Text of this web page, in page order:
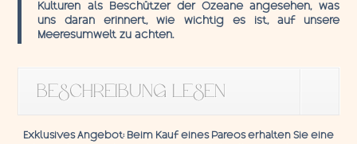
Kulturen als Beschützer der Ozeane angesehen, was
uns daran erinnert, wie wichtig es ist, auf unsere
Meeresumwelt zu achten.
BESCHREIBUNG LESEN
Exklusives Angebot: Beim Kauf eines Pareos erhalten Sie eine